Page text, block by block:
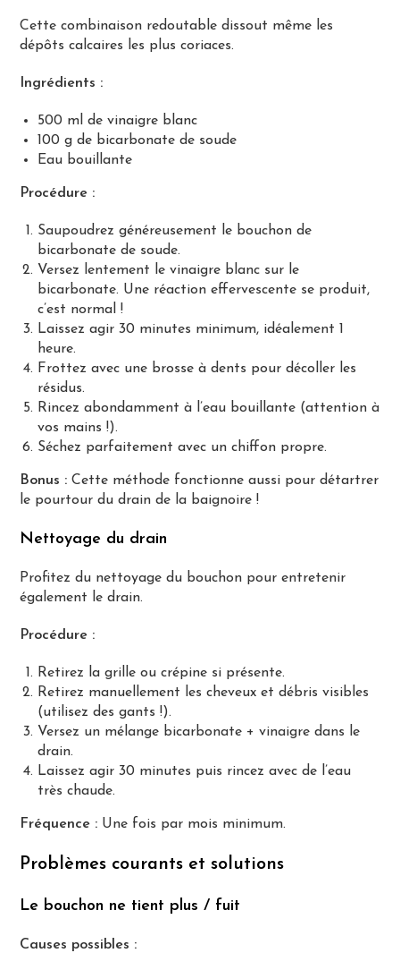
Cette combinaison redoutable dissout même les
dépôts calcaires les plus coriaces.
Ingrédients :
500 ml de vinaigre blanc
100 g de bicarbonate de soude
Eau bouillante
Procédure :
Saupoudrez généreusement le bouchon de
bicarbonate de soude.
Versez lentement le vinaigre blanc sur le
bicarbonate. Une réaction effervescente se produit,
c’est normal !
Laissez agir 30 minutes minimum, idéalement 1
heure.
Frottez avec une brosse à dents pour décoller les
résidus.
Rincez abondamment à l’eau bouillante (attention à
vos mains !).
Séchez parfaitement avec un chiffon propre.
Bonus : Cette méthode fonctionne aussi pour détartrer
le pourtour du drain de la baignoire !
Nettoyage du drain
Profitez du nettoyage du bouchon pour entretenir
également le drain.
Procédure :
Retirez la grille ou crépine si présente.
Retirez manuellement les cheveux et débris visibles
(utilisez des gants !).
Versez un mélange bicarbonate + vinaigre dans le
drain.
Laissez agir 30 minutes puis rincez avec de l’eau
très chaude.
Fréquence : Une fois par mois minimum.
Problèmes courants et solutions
Le bouchon ne tient plus / fuit
Causes possibles :